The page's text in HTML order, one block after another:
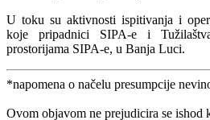
U toku su aktivnosti ispitivanja i
koje pripadnici SIPA-e i
prostorijama SIPA-e, u Banja Luci.
*napomena o načelu presumpcije
Ovom objavom ne prejudicira se ishod